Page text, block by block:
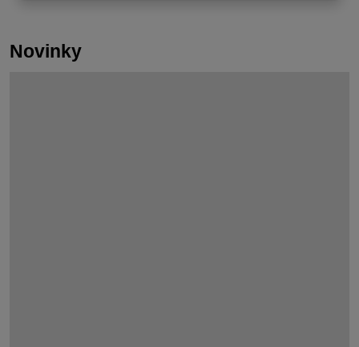
Novinky